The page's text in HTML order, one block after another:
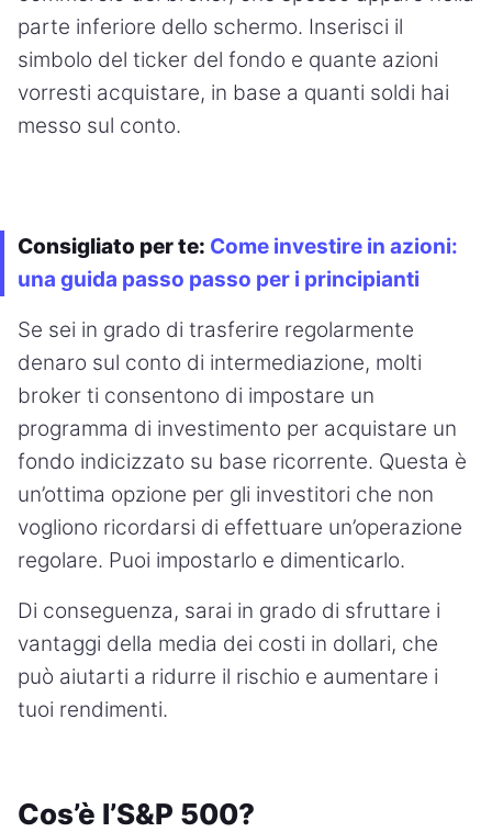
parte inferiore dello schermo. Inserisci il
simbolo del ticker del fondo e quante azioni
vorresti acquistare, in base a quanti soldi hai
messo sul conto.
Consigliato per te: Come investire in azioni:
una guida passo passo per i principianti
Se sei in grado di trasferire regolarmente
denaro sul conto di intermediazione, molti
broker ti consentono di impostare un
programma di investimento per acquistare un
fondo indicizzato su base ricorrente. Questa è
un’ottima opzione per gli investitori che non
vogliono ricordarsi di effettuare un’operazione
regolare. Puoi impostarlo e dimenticarlo.
Di conseguenza, sarai in grado di sfruttare i
vantaggi della media dei costi in dollari, che
può aiutarti a ridurre il rischio e aumentare i
tuoi rendimenti.
Cos’è l’S&P 500?